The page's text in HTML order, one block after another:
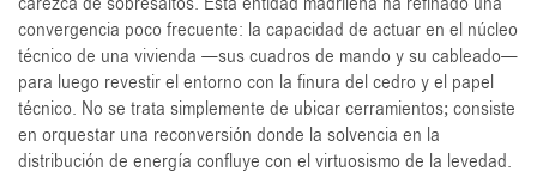
convergencia poco frecuente: la capacidad de actuar en el núcleo
técnico de una vivienda —sus cuadros de mando y su cableado—
para luego revestir el entorno con la finura del cedro y el papel
técnico. No se trata simplemente de ubicar cerramientos; consiste
en orquestar una reconversión donde la solvencia en la
distribución de energía confluye con el virtuosismo de la levedad.